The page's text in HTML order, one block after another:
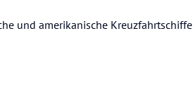
und amerikanische Kreuzfahrtschiffe